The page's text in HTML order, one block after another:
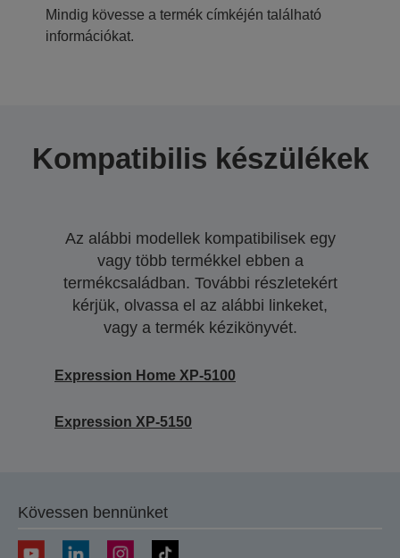
Mindig kövesse a termék címkéjén található
információkat.
Kompatibilis készülékek
Az alábbi modellek kompatibilisek egy
vagy több termékkel ebben a
termékcsaládban. További részletekért
kérjük, olvassa el az alábbi linkeket,
vagy a termék kézikönyvét.
Expression Home XP-5100
Expression XP-5150
Kövessen bennünket